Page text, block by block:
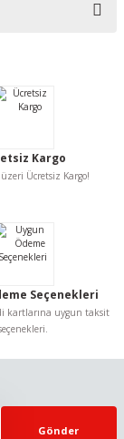
Kargo
Ücretsiz Kargo!
Seçenekleri
kartlarına uygun taksit
Gönder